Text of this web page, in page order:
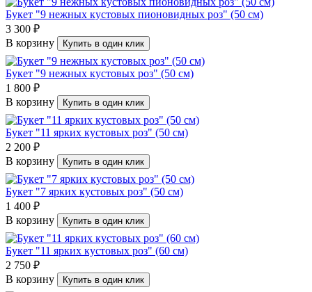
Букет "9 нежных кустовых пионовидных роз" (50 см)
3 300 ₽
В корзину
Купить в один клик
Букет "9 нежных кустовых роз" (50 см)
1 800 ₽
В корзину
Купить в один клик
Букет "11 ярких кустовых роз" (50 см)
2 200 ₽
В корзину
Купить в один клик
Букет "7 ярких кустовых роз" (50 см)
1 400 ₽
В корзину
Купить в один клик
Букет "11 ярких кустовых роз" (60 см)
2 750 ₽
В корзину
Купить в один клик